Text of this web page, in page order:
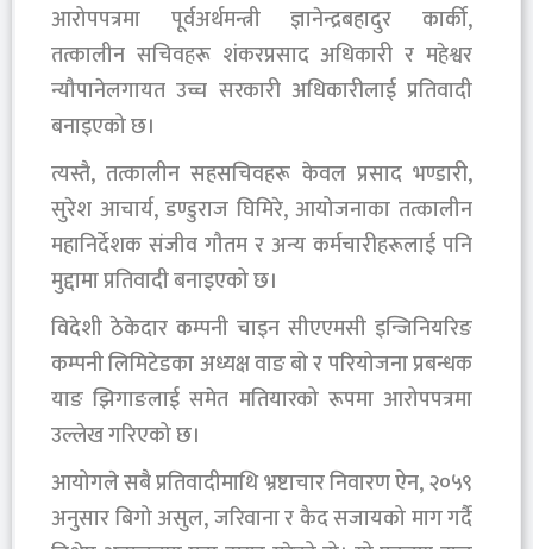
आरोपपत्रमा पूर्वअर्थमन्त्री ज्ञानेन्द्रबहादुर कार्की,
तत्कालीन सचिवहरू शंकरप्रसाद अधिकारी र महेश्वर
न्यौपानेलगायत उच्च सरकारी अधिकारीलाई प्रतिवादी
बनाइएको छ।
त्यस्तै, तत्कालीन सहसचिवहरू केवल प्रसाद भण्डारी,
सुरेश आचार्य, डण्डुराज घिमिरे, आयोजनाका तत्कालीन
महानिर्देशक संजीव गौतम र अन्य कर्मचारीहरूलाई पनि
मुद्दामा प्रतिवादी बनाइएको छ।
विदेशी ठेकेदार कम्पनी चाइन सीएएमसी इन्जिनियरिङ
कम्पनी लिमिटेडका अध्यक्ष वाङ बो र परियोजना प्रबन्धक
याङ झिगाङलाई समेत मतियारको रूपमा आरोपपत्रमा
उल्लेख गरिएको छ।
आयोगले सबै प्रतिवादीमाथि भ्रष्टाचार निवारण ऐन, २०५९
अनुसार बिगो असुल, जरिवाना र कैद सजायको माग गर्दै